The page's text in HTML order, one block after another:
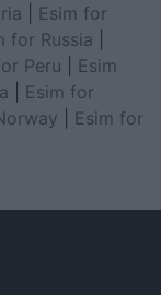
Esim for
for Russia
Peru
Esim
Esim for
Esim for